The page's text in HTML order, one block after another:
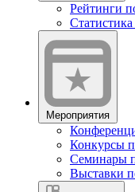
Рейтинги
Мероприятия
Конкурсы
Семинары
Выставки